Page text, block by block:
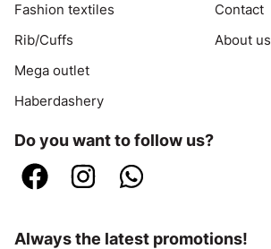
Fashion textiles
Rib/Cuffs
Mega outlet
Haberdashery
Contact
About us
Do you want to follow us?
Always the latest promotions!